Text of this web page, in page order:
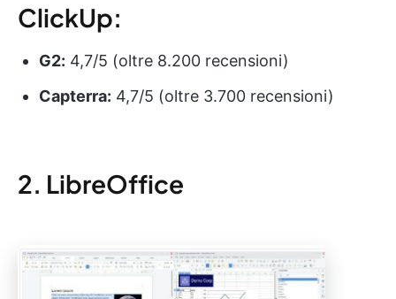
ClickUp:
G2: 4,7/5 (oltre 8.200 recensioni)
Capterra: 4,7/5 (oltre 3.700 recensioni)
2. LibreOffice